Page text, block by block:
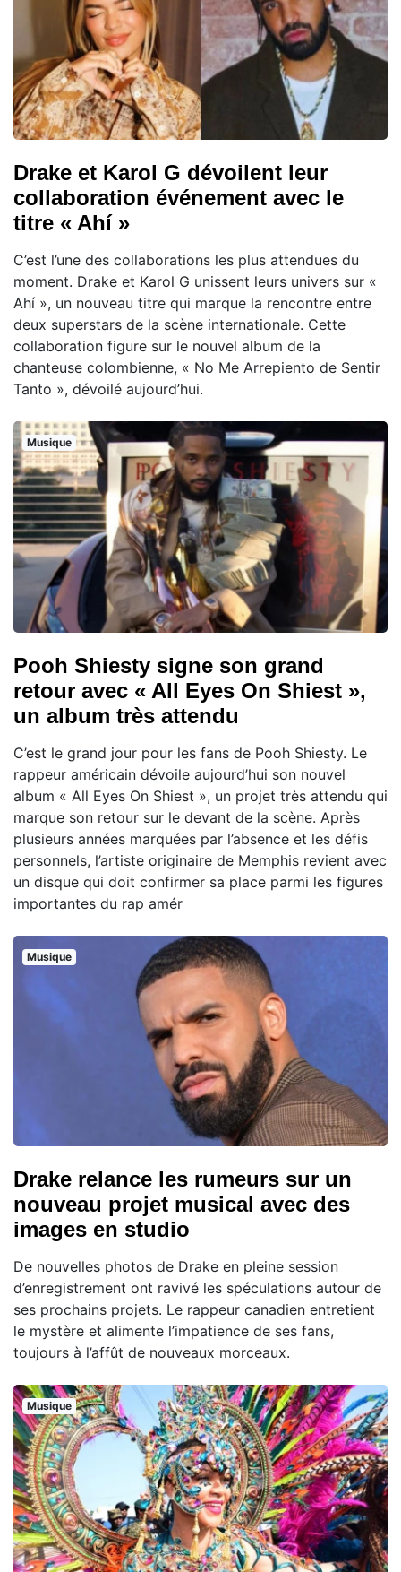
Drake et Karol G dévoilent leur
collaboration événement avec le
titre « Ahí »
C’est l’une des collaborations les plus attendues du
moment. Drake et Karol G unissent leurs univers sur «
Ahí », un nouveau titre qui marque la rencontre entre
deux superstars de la scène internationale. Cette
collaboration figure sur le nouvel album de la
chanteuse colombienne, « No Me Arrepiento de Sentir
Tanto », dévoilé aujourd’hui.
Musique
Pooh Shiesty signe son grand
retour avec « All Eyes On Shiest »,
un album très attendu
C’est le grand jour pour les fans de Pooh Shiesty. Le
rappeur américain dévoile aujourd’hui son nouvel
album « All Eyes On Shiest », un projet très attendu qui
marque son retour sur le devant de la scène. Après
plusieurs années marquées par l’absence et les défis
personnels, l’artiste originaire de Memphis revient avec
un disque qui doit confirmer sa place parmi les figures
importantes du rap amér
Musique
Drake relance les rumeurs sur un
nouveau projet musical avec des
images en studio
De nouvelles photos de Drake en pleine session
d’enregistrement ont ravivé les spéculations autour de
ses prochains projets. Le rappeur canadien entretient
le mystère et alimente l’impatience de ses fans,
toujours à l’affût de nouveaux morceaux.
Musique